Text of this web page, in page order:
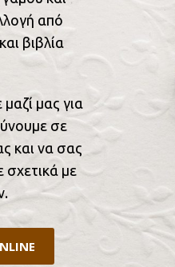
από
βιβλία
μας για
σε
και να σας
με